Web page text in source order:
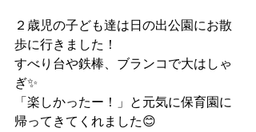
２歳児の子ども達は日の出公園にお散
歩に行きました！
すべり台や鉄棒、ブランコで大はしゃ
ぎ✨
「楽しかったー！」と元気に保育園に
帰ってきてくれました😊